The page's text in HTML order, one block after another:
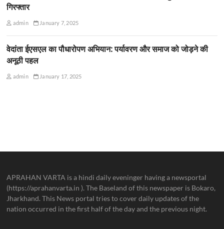
गिरफ्तार
admin January 7, 2025
वेदांता ईएसएल का पौधारोपण अभियान: पर्यावरण और समाज को जोड़ने की
अनूठी पहल
admin January 17, 2025
APRAHAN VARTA is a hindi daily eveninger having a newsportal
(https://aprahanvarta.in ). The Baseland of this newspaper is Bokaro,
Jharkhand. This News portal tries to cover daily updates of the
nation occurred in the first half of the day and the previous night.